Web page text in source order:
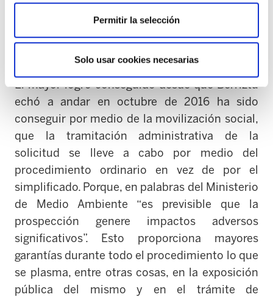
Permitir la selección
Solo usar cookies necesarias
sindicatos,…) necesaria para crear rápida y
eficazmente un nuevo frente común (Berriztu)
en contra de este nuevo proyecto.
El mayor logro conseguido desde que Berriztu
echó a andar en octubre de 2016 ha sido
conseguir por medio de la movilización social,
que la tramitación administrativa de la
solicitud se lleve a cabo por medio del
procedimiento ordinario en vez de por el
simplificado. Porque, en palabras del Ministerio
de Medio Ambiente “es previsible que la
prospección genere impactos adversos
significativos”. Esto proporciona mayores
garantías durante todo el procedimiento lo que
se plasma, entre otras cosas, en la exposición
pública del mismo y en el trámite de